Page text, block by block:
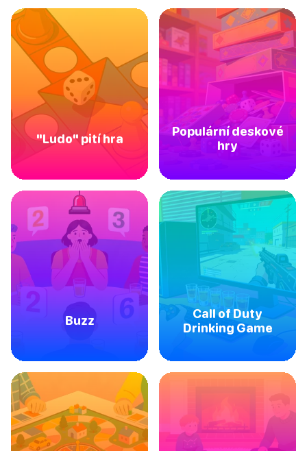
"Ludo" pití hra
Populární deskové
hry
Buzz
Call of Duty
Drinking Game